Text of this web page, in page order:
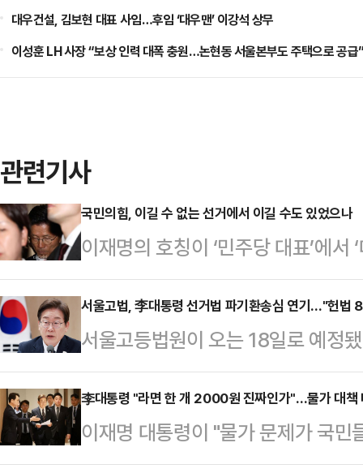
대우건설, 김보현 대표 사임…후임 ‘대우맨’ 이강석 상무
이성훈 LH 사장 “보상 인력 대폭 충원…논현동 서울본부도 주택으로 공급
관련기사
국민의힘, 이길 수 없는 선거에서 이길 수도 있었으나
이재명의 호칭이 ‘민주당 대표’에
인 변화가 보수는 차마 믿어지지 않
새삼 윤석열에 대한 배신과 증오의
계엄을 해서, 시퍼렇게 살아 있던
는, 아직도 믿어지지 않는 생각과
었다는 게 점점 분명해지고, 민주당
머지않아 확인될 것이 분명한 계엄
서울고법, 李대통령 선거법 파기환송심 연기…"헌법
서울고등법원이 오는 18일로 예정
건의 파기환송심 기일을 연기했다
(이재권 부장판사)는 이날 오는 18
일을 추후지정했다고 밝혔다.서울
다.현행 헌법 84조는 '대통령은 내
李대통령 "라면 한 개 2000원 진짜인가"…물가 대책
이재명 대통령이 "물가 문제가 국
과 가능한 대책이 뭐가 있을지를 챙